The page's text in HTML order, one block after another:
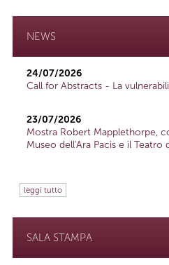
NEWS
24/07/2026
Call for Abstracts - La
23/07/2026
Mostra Robert Mapplethorpe,
Museo dell'Ara Pacis e il Teatro
leggi tutto
SALA STAMPA